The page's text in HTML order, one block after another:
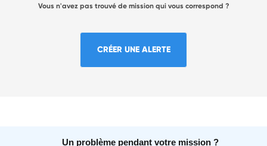
Vous n'avez pas trouvé de mission qui vous correspond ?
CRÉER UNE ALERTE
Un problème pendant votre mission ?